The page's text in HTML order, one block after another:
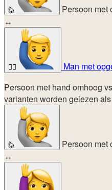
🙋
Persoon met
↔
🙋‍♂️
Man met
Persoon met hand omhoog
varianten worden gelezen als
🙋
Persoon met
↔